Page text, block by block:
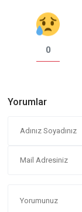
0
Yorumlar